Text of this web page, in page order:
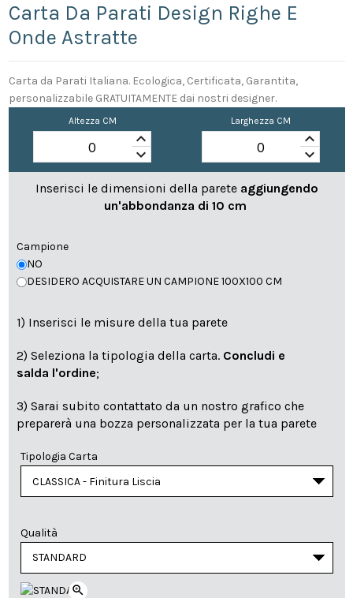
Carta Da Parati Design Righe E
Onde Astratte
Carta da Parati Italiana. Ecologica, Certificata, Garantita,
personalizzabile GRATUITAMENTE dai nostri designer.
Altezza CM
keyboard_arrow_up
keyboard_arrow_down
Larghezza CM
keyboard_arrow_up
keyboard_arrow_down
Inserisci le dimensioni della parete aggiungendo
un'abbondanza di 10 cm
Campione
NO
DESIDERO ACQUISTARE UN CAMPIONE 100X100 CM
1) Inserisci le misure della tua parete
2) Seleziona la tipologia della carta. Concludi e
salda l'ordine;
3) Sarai subito contattato da un nostro grafico che
preparerà una bozza personalizzata per la tua parete
Tipologia Carta
Qualità
zoom_in